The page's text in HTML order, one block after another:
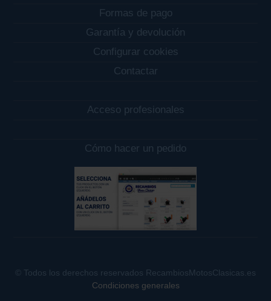
Formas de pago
Garantía y devolución
Configurar cookies
Contactar
Acceso profesionales
Cómo hacer un pedido
© Todos los derechos reservados RecambiosMotosClasicas.es
Condiciones generales